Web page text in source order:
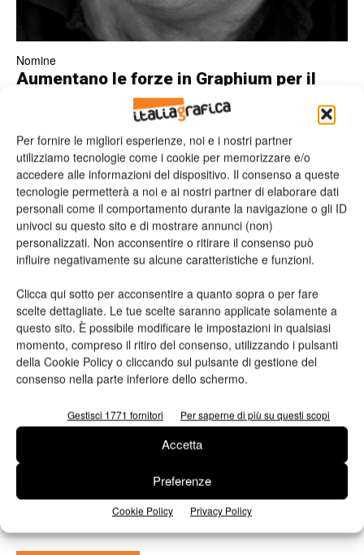
Per fornire le migliori esperienze, noi e i nostri partner
utilizziamo tecnologie come i cookie per memorizzare e/o
accedere alle informazioni del dispositivo. Il consenso a queste
tecnologie permetterà a noi e ai nostri partner di elaborare dati
personali come il comportamento durante la navigazione o gli ID
univoci su questo sito e di mostrare annunci (non)
personalizzati. Non acconsentire o ritirare il consenso può
influire negativamente su alcune caratteristiche e funzioni.
Clicca qui sotto per acconsentire a quanto sopra o per fare
scelte dettagliate. Le tue scelte saranno applicate solamente a
questo sito. È possibile modificare le impostazioni in qualsiasi
momento, compreso il ritiro del consenso, utilizzando i pulsanti
della Cookie Policy o cliccando sul pulsante di gestione del
consenso nella parte inferiore dello schermo.
Gestisci 1771 fornitori Per saperne di più su questi scopi
Accetta
Preferenze
Cookie Policy Privacy Policy
Nomine
Aumentano le forze in Graphium per il
settore packaging
Il benvenuto a due nuovi esperti di packaging ed etichette
digitali.
Valeria Teruzzi 11/04/2014
Leggi la rivista
n.2 - Giugno 2026 n.1 - Maggio 2026 n.6 - Dicembre 2025
Edicola Web